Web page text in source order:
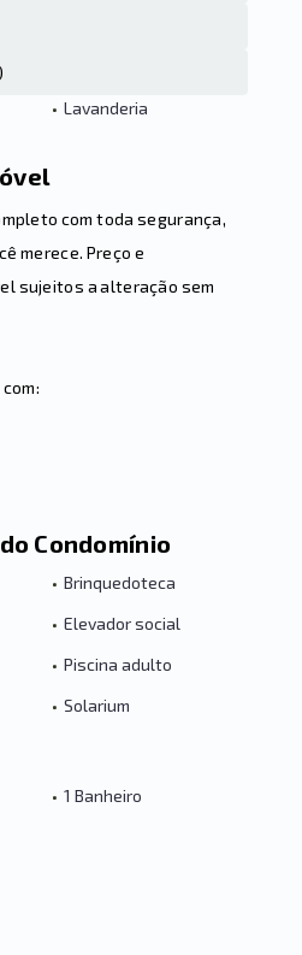
• Lavanderia
com toda segurança,
merece. Preço e
sujeitos a alteração sem
Condomínio
• Brinquedoteca
• Elevador social
• Piscina adulto
• Solarium
• 1 Banheiro